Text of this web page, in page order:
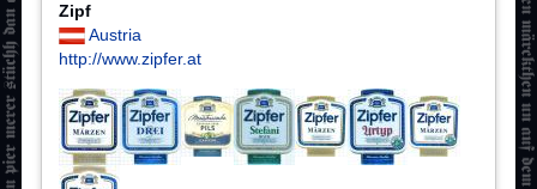
Zipf
Austria
http://www.zipfer.at